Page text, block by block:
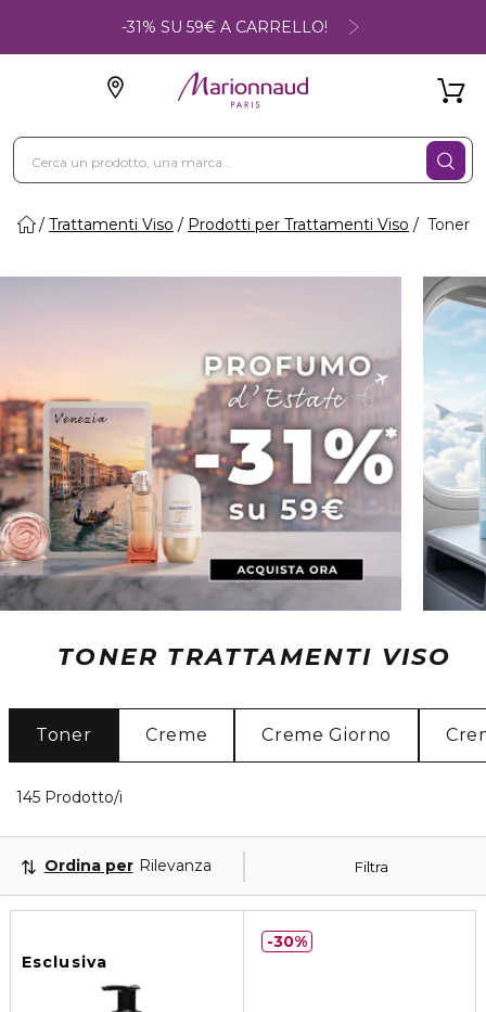
-31% SU 59€ A CARRELLO!
Trattamenti Viso Prodotti per Trattamenti Viso Toner
TONER TRATTAMENTI VISO
Toner Creme Creme Giorno
145 Prodotto/i
Filtra
Ordina per Rilevanza
Esclusiva
30%